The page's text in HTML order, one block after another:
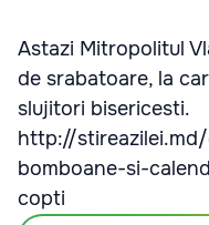
Astazi Mitropolitul
de srabatoare, la
slujitori bisericesti.
http://
bomboane-si-
copti